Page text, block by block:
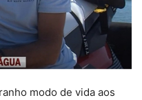
modo de vida aos